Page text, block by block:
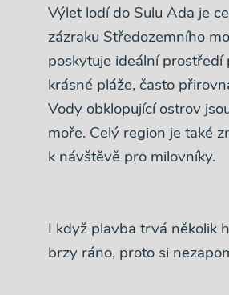
Výlet lodí do Sulu Ada je
zázraku Středozemního
poskytuje ideální
krásné pláže, často
Vody obklopující ostrov
moře. Celý region je také
k návštěvě pro milovníky.
I když plavba trvá několik
brzy ráno, proto si